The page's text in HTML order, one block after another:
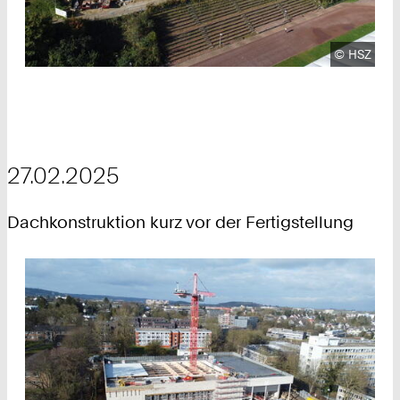
© HSZ
27.02.2025
Dachkonstruktion kurz vor der Fertigstellung